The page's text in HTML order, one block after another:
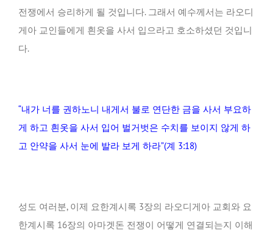
전쟁에서 승리하게 될 것입니다. 그래서 예수께서는 라오디
게아 교인들에게 흰옷을 사서 입으라고 호소하셨던 것입니
다.
“내가 너를 권하노니 내게서 불로 연단한 금을 사서 부요하
게 하고 흰옷을 사서 입어 벌거벗은 수치를 보이지 않게 하
고 안약을 사서 눈에 발라 보게 하라”(계 3:18)
성도 여러분, 이제 요한계시록 3장의 라오디게아 교회와 요
한계시록 16장의 아마겟돈 전쟁이 어떻게 연결되는지 이해